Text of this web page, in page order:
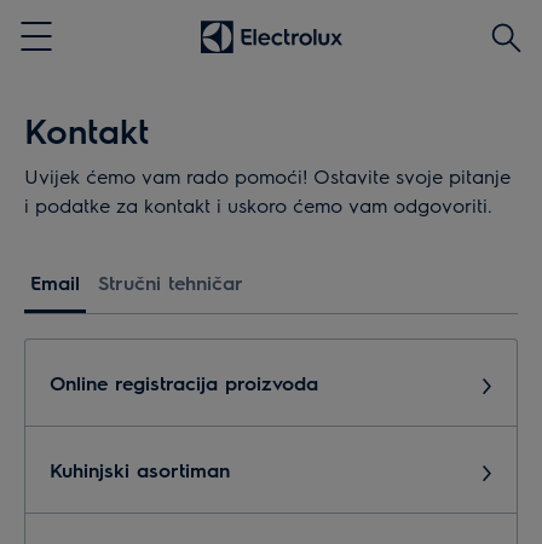
Menu
Traži
Kontakt
Uvijek ćemo vam rado pomoći! Ostavite svoje pitanje
i podatke za kontakt i uskoro ćemo vam odgovoriti.
Email Stručni tehničar
Online registracija proizvoda
Kuhinjski asortiman